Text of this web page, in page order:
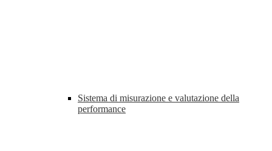
Sistema di misurazione e valutazione della
performance